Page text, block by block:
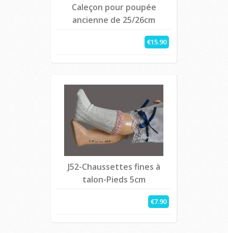
Caleçon pour poupée
ancienne de 25/26cm
€15.90
J52-Chaussettes fines à
talon-Pieds 5cm
€7.90